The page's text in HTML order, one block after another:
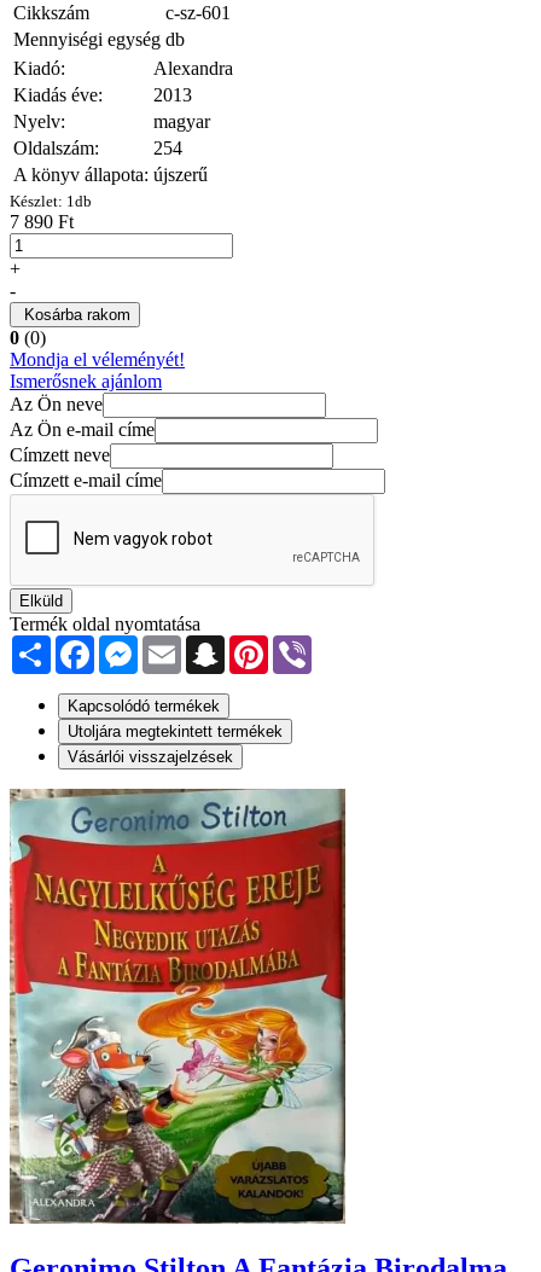
Cikkszám
c-sz-601
Mennyiségi egység db
Kiadó:
Alexandra
Kiadás éve:
2013
Nyelv:
magyar
Oldalszám:
254
A könyv állapota: újszerű
Készlet: 1db
7 890 Ft
+
-
Kosárba rakom
0 (0)
Mondja el véleményét!
Ismerősnek ajánlom
Az Ön neve
Az Ön e-mail címe
Címzett neve
Címzett e-mail címe
Elküld
Termék oldal nyomtatása
Share FacebookMessenger
Email SnapchatPinterest
Kapcsolódó termékek
Utoljára megtekintett termékek
Vásárlói visszajelzések